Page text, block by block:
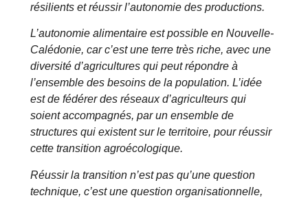
résilients et réussir l’autonomie des productions.
L’autonomie alimentaire est possible en Nouvelle-
Calédonie, car c’est une terre très riche, avec une
diversité d’agricultures qui peut répondre à
l’ensemble des besoins de la population. L’idée
est de fédérer des réseaux d’agriculteurs qui
soient accompagnés, par un ensemble de
structures qui existent sur le territoire, pour réussir
cette transition agroécologique.
Réussir la transition n’est pas qu’une question
technique, c’est une question organisationnelle,